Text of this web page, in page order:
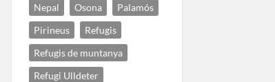
Nepal
Osona
Palamós
Pirineus
Refugis
Refugis de muntanya
Refugi Ulldeter